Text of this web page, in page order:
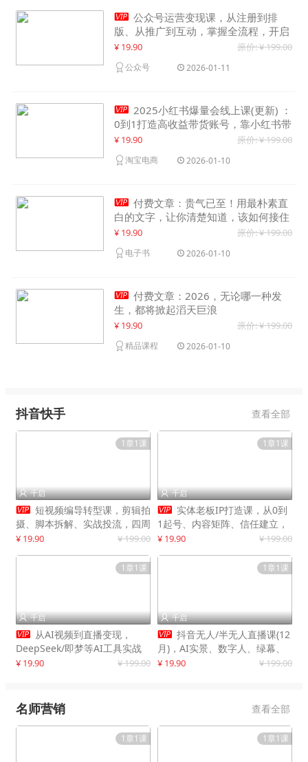
 公众号运营变现课，从注册到排
版、从推广到互动，掌握全流程，开启
个人品牌月入30000+
¥ 19.90 原价: ¥ 199.00
公众号 2026-01-11
 2025小红书爆量会线上课(更新) ：
0到1打造高收益带货账号，靠小红书带
货年入100w？机会来了！
¥ 19.90 原价: ¥ 199.00
淘宝电商 2026-01-10
 付费文章：贵气已至！用最朴素直
白的文字，让你清楚知道，该如何接住
这一次时代的泼天富贵
¥ 19.90 原价: ¥ 199.00
电子书 2026-01-10
 付费文章：2026，无论哪一种发
生，都将掀起滔天巨浪
¥ 19.90 原价: ¥ 199.00
精品课程 2026-01-10
抖音快手 查看全部
1章1课
 千启
 短视频编导转型课，剪辑拍
摄、脚本拆解、实战投流，四周
系统教学，快速入行月入2w+
¥ 19.90 ¥ 199.00
1章1课
 千启
 实体老板IP打造课，从0到
1起号、内容矩阵、信任建立，
打造门店IP，稳定获客增收
¥ 19.90 ¥ 199.00
1章1课
 千启
 从AI视频到直播变现，
DeepSeek/即梦等AI工具实战
教学，生产爆款视频，打造高流
¥ 19.90 ¥ 199.00
1章1课
 千启
 抖音无人/半无人直播课(12
月)，AI实景、数字人、绿幕、
多种玩法、24小时自动盈利
¥ 19.90 ¥ 199.00
名师营销 查看全部
1章1课 1章1课